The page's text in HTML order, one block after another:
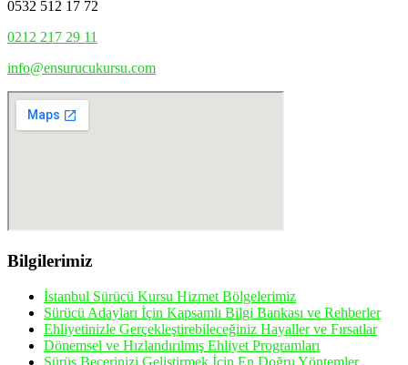
0532 512 17 72
0212 217 29 11
info@ensurucukursu.com
Bilgilerimiz
İstanbul Sürücü Kursu Hizmet Bölgelerimiz
Sürücü Adayları İçin Kapsamlı Bilgi Bankası ve Rehberler
Ehliyetinizle Gerçekleştirebileceğiniz Hayaller ve Fırsatlar
Dönemsel ve Hızlandırılmış Ehliyet Programları
Sürüş Becerinizi Geliştirmek İçin En Doğru Yöntemler